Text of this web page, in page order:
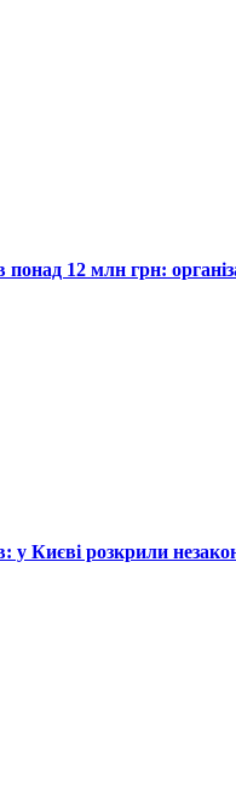
12 млн грн:
у Києві розкрили